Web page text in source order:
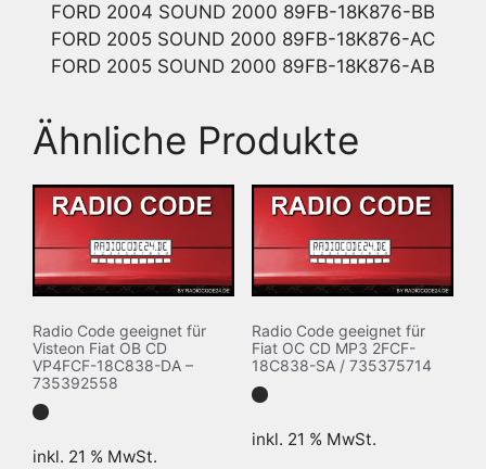
FORD 2004 SOUND 2000 89FB-18K876-BB
FORD 2005 SOUND 2000 89FB-18K876-AC
FORD 2005 SOUND 2000 89FB-18K876-AB
Ähnliche Produkte
Radio Code geeignet für
Visteon Fiat OB CD
VP4FCF-18C838-DA –
735392558
inkl. 21 % MwSt.
Radio Code geeignet für
Fiat OC CD MP3 2FCF-
18C838-SA / 735375714
inkl. 21 % MwSt.